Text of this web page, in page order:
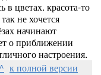
в цветах. красота-то
не хочется
начинают
о приближении
настроения.
к полной версии